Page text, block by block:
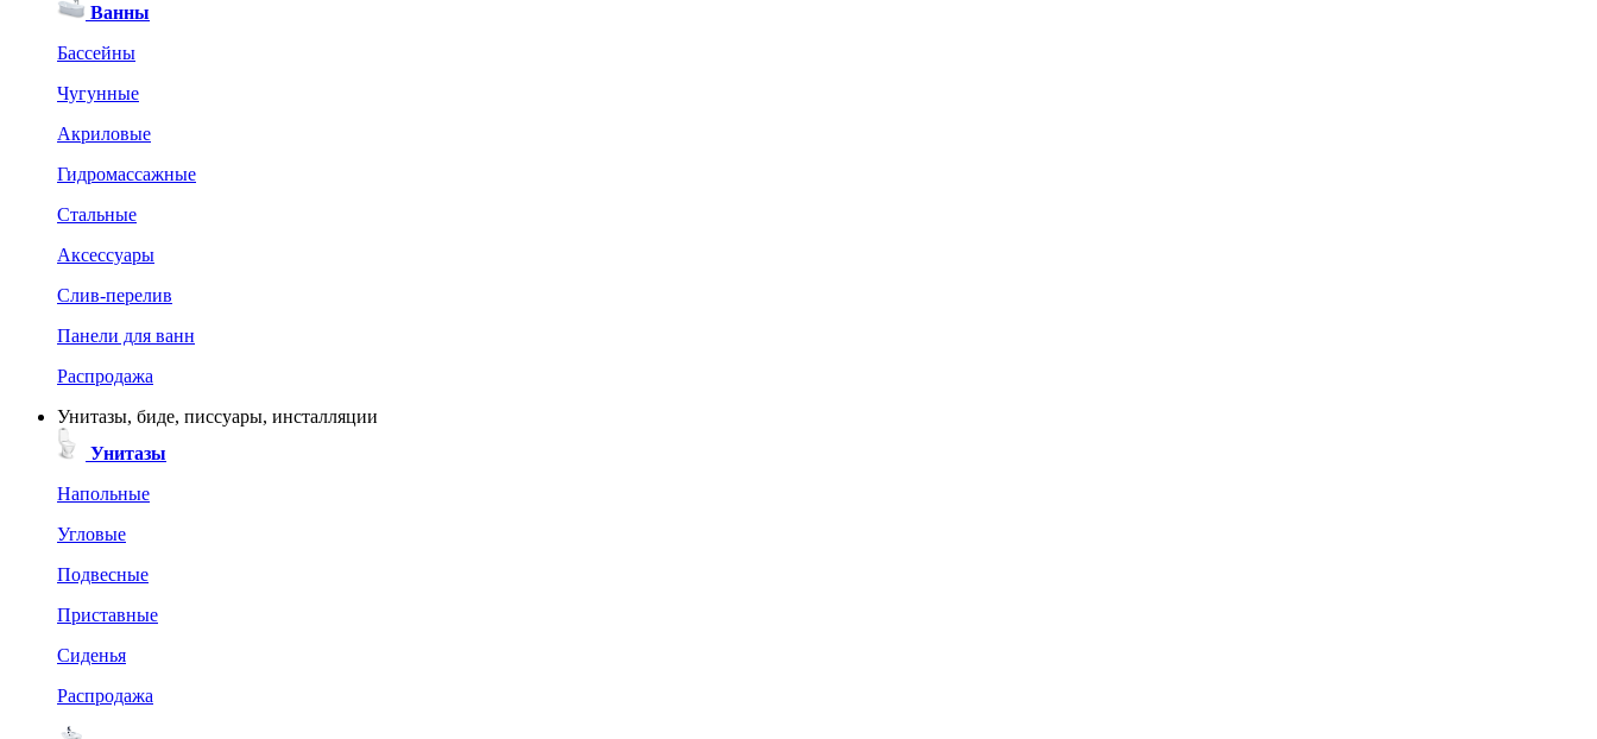
Ванны
Бассейны
Чугунные
Акриловые
Гидромассажные
Стальные
Аксессуары
Слив-перелив
Панели для ванн
Распродажа
Унитазы, биде, писсуары, инсталляции
Унитазы
Напольные
Угловые
Подвесные
Приставные
Сиденья
Распродажа